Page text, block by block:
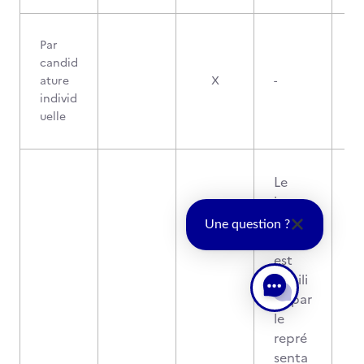
Par
candid
ature
individ
uelle
X -
Le
jury
du
est
habili
té par
le
repré
senta
Une question ?